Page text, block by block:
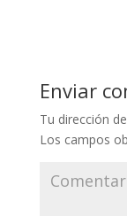
Enviar
Tu dirección
Los campos